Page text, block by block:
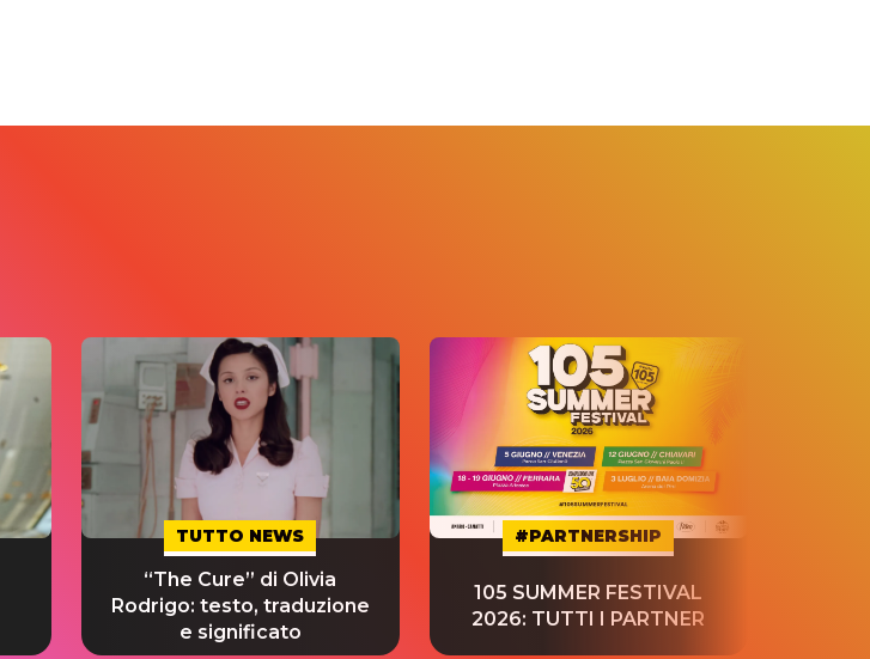
TUTTO NEWS
“The Cure” di Olivia
Rodrigo: testo, traduzione
e significato
#PARTNERSHIP
105 SUMMER FESTIVAL
2026: TUTTI I PARTNER